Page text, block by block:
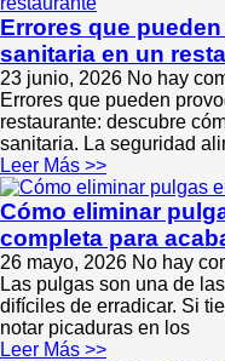
Errores que
sanitaria en un
23 junio, 2026 No hay
Errores que pueden
restaurante: descubre
sanitaria. La seguridad
Leer Más >>
Cómo eliminar
completa para
26 mayo, 2026 No hay
Las pulgas son una de
difíciles de erradicar. Si
notar picaduras en los
Leer Más >>